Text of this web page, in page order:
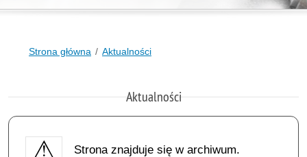
Strona główna Aktualności
Aktualności
Strona znajduje się w archiwum.